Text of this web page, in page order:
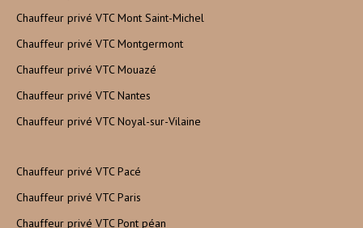
Chauffeur privé VTC Mont Saint-Michel
Chauffeur privé VTC Montgermont
Chauffeur privé VTC Mouazé
Chauffeur privé VTC Nantes
Chauffeur privé VTC Noyal-sur-Vilaine
Chauffeur privé VTC Pacé
Chauffeur privé VTC Paris
Chauffeur privé VTC Pont péan